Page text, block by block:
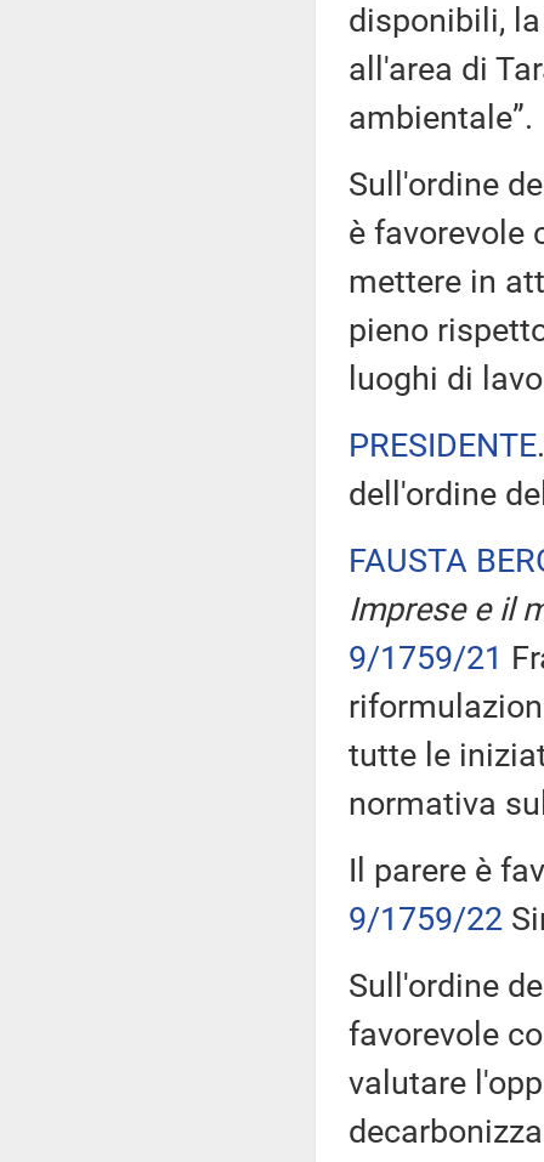
disponibili,
all'area di
ambientale”.
Sull'ordine
è favorevole
mettere in
pieno
luoghi di
PRESIDENTE
dell'ordine
FAUSTA
Imprese e il
9/1759/21
tutte le
normativa
Il parere è
9/1759/22
Sull'ordine
favorevole
valutare